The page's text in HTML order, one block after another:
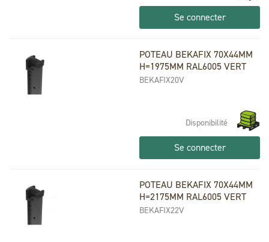
Se connecter
POTEAU BEKAFIX 70X44MM
H=1975MM RAL6005 VERT
BEKAFIX20V
Disponibilité
Se connecter
POTEAU BEKAFIX 70X44MM
H=2175MM RAL6005 VERT
BEKAFIX22V